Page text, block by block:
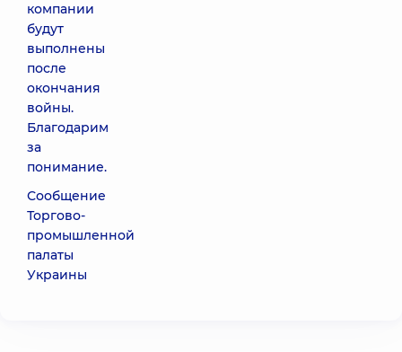
компании
будут
выполнены
после
окончания
войны.
Благодарим
за
понимание.
Сообщение
Торгово-
промышленной
палаты
Украины